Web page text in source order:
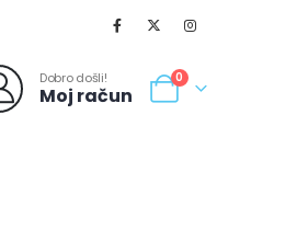
Dobro došli!
Moj račun
0